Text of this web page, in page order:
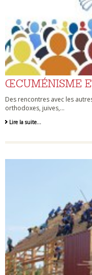
ŒCUMÉNISME
Des rencontres avec les
orthodoxes, juives,…
Lire la suite…